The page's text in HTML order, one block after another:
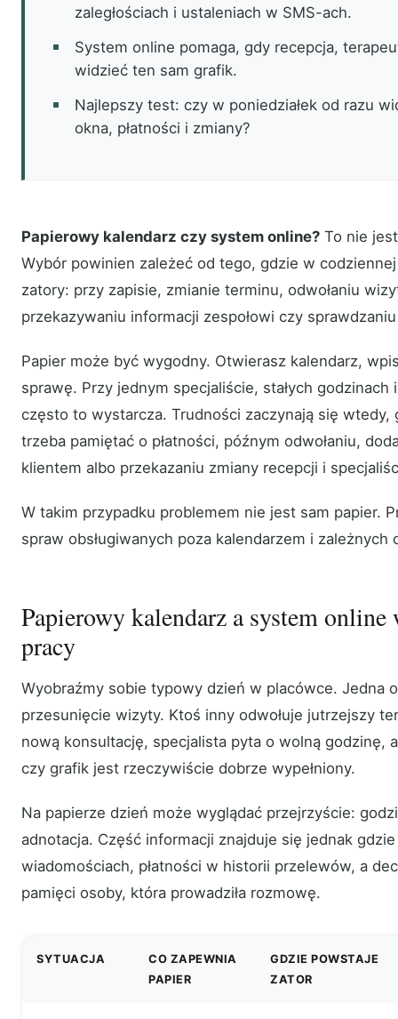
zaległościach i ustaleniach w SMS-ach.
System online pomaga, gdy recepcja,
widzieć ten sam grafik.
Najlepszy test: czy w poniedziałek od razu
okna, płatności i zmiany?
Papierowy kalendarz czy system online? To nie
Wybór powinien zależeć od tego, gdzie w
zatory: przy zapisie, zmianie terminu, odwołaniu
przekazywaniu informacji zespołowi czy sprawdzaniu
Papier może być wygodny. Otwierasz kalendarz,
sprawę. Przy jednym specjaliście, stałych
często to wystarcza. Trudności zaczynają się wtedy,
trzeba pamiętać o płatności, późnym odwołaniu,
klientem albo przekazaniu zmiany recepcji i
W takim przypadku problemem nie jest sam papier.
spraw obsługiwanych poza kalendarzem i zależnych
Papierowy kalendarz a system
pracy
Wyobraźmy sobie typowy dzień w placówce. Jedna
przesunięcie wizyty. Ktoś inny odwołuje jutrzejszy
nową konsultację, specjalista pyta o wolną godzinę,
czy grafik jest rzeczywiście dobrze wypełniony.
Na papierze dzień może wyglądać przejrzyście:
adnotacja. Część informacji znajduje się jednak
wiadomościach, płatności w historii przelewów, a
pamięci osoby, która prowadziła rozmowę.
SYTUACJA
CO ZAPEWNIA
PAPIER
GDZIE POWSTAJE
ZATOR